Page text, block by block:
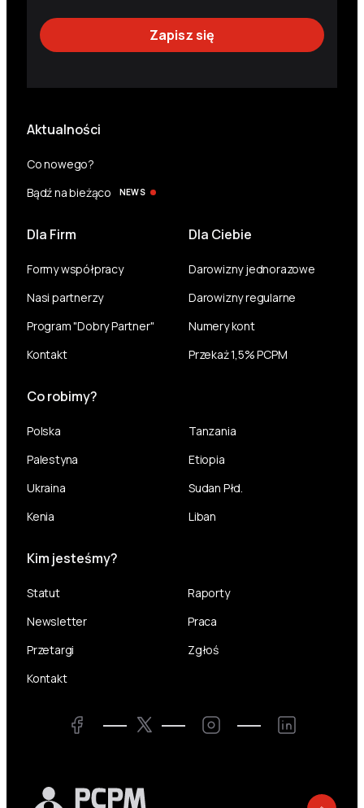
Aktualności
Co nowego?
Bądź na bieżąco
NEWS
Dla Firm
Formy współpracy
Nasi partnerzy
Program "Dobry Partner"
Kontakt
Dla Ciebie
Darowizny jednorazowe
Darowizny regularne
Numery kont
Przekaż 1,5% PCPM
Co robimy?
Polska
Palestyna
Ukraina
Kenia
Tanzania
Etiopia
Sudan Płd.
Liban
Kim jesteśmy?
Statut
Raporty
Newsletter
Praca
Przetargi
Zgłoś
Kontakt
Facebook Twitter Instagram LinkedIn